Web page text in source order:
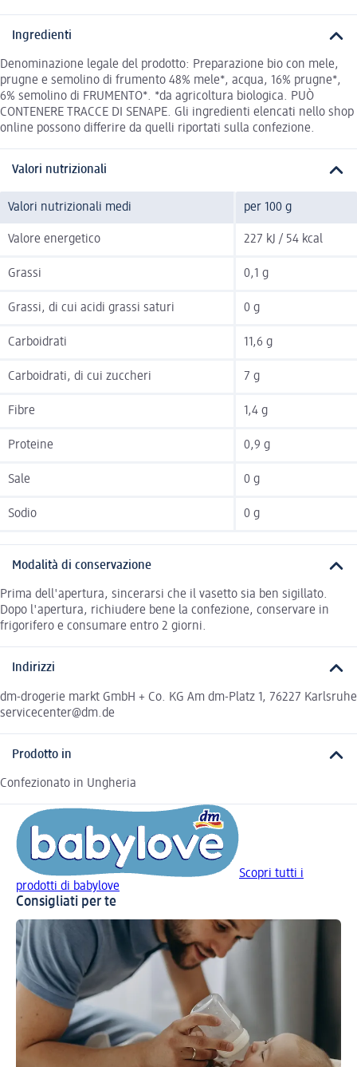
Ingredienti
Denominazione legale del prodotto: Preparazione bio con mele,
prugne e semolino di frumento 48% mele*, acqua, 16% prugne*,
6% semolino di FRUMENTO*. *da agricoltura biologica. PUÒ
CONTENERE TRACCE DI SENAPE. Gli ingredienti elencati nello shop
online possono differire da quelli riportati sulla confezione.
Valori nutrizionali
Valori nutrizionali medi per 100 g
Valore energetico 227 kJ / 54 kcal
Grassi 0,1 g
Grassi, di cui acidi grassi saturi 0 g
Carboidrati 11,6 g
Carboidrati, di cui zuccheri 7 g
Fibre 1,4 g
Proteine 0,9 g
Sale 0 g
Sodio 0 g
Modalità di conservazione
Prima dell'apertura, sincerarsi che il vasetto sia ben sigillato.
Dopo l'apertura, richiudere bene la confezione, conservare in
frigorifero e consumare entro 2 giorni.
Indirizzi
dm-drogerie markt GmbH + Co. KG Am dm-Platz 1, 76227 Karlsruhe
servicecenter@dm.de
Prodotto in
Confezionato in Ungheria
Scopri tutti i
prodotti di babylove
Consigliati per te